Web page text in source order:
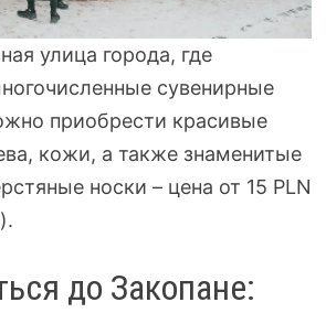
улица города, где
сувенирные
приобрести красивые
кожи, а также знаменитые
носки – цена от 15 PLN
до Закопане: